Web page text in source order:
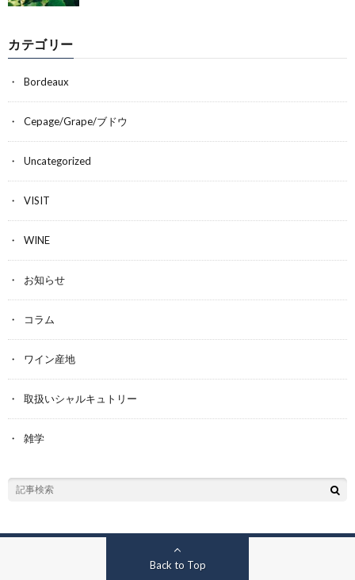
カテゴリー
Bordeaux
Cepage/Grape/ブドウ
Uncategorized
VISIT
WINE
お知らせ
コラム
ワイン産地
取扱いシャルキュトリー
雑学
Back to Top